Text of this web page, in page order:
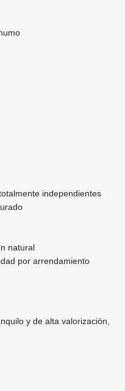
independientes
natural
por arrendamiento
y de alta valorización,